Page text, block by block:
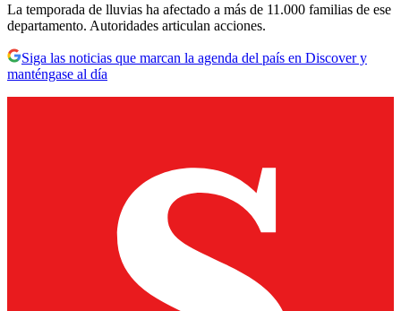
La temporada de lluvias ha afectado a más de 11.000 familias de ese
departamento. Autoridades articulan acciones.
Siga las noticias que marcan la agenda del país en Discover y
manténgase al día